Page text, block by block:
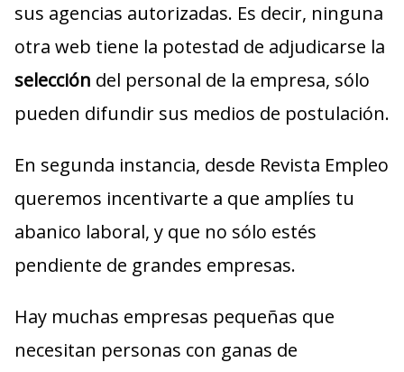
sus agencias autorizadas. Es decir, ninguna
otra web tiene la potestad de adjudicarse la
selección del personal de la empresa, sólo
pueden difundir sus medios de postulación.
En segunda instancia, desde Revista Empleo
queremos incentivarte a que amplíes tu
abanico laboral, y que no sólo estés
pendiente de grandes empresas.
Hay muchas empresas pequeñas que
necesitan personas con ganas de